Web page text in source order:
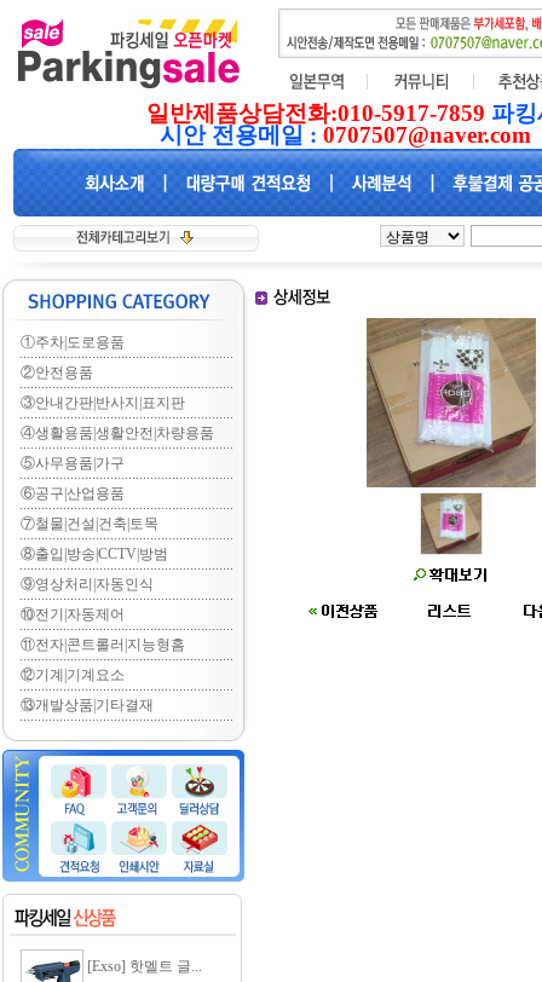
일반제품상담전화:010-5917-7859 파
시안 전용메일 : 0707507@naver.com
①주차|도로용품
②안전용품
③안내간판|반사지|표지판
④생활용품|생활안전|차량용품
⑤사무용품|가구
⑥공구|산업용품
⑦철물|건설|건축|토목
⑧출입|방송|CCTV|방범
⑨영상처리|자동인식
⑩전기|자동제어
⑪전자|콘트롤러|지능형홈
⑫기계|기계요소
⑬개발상품|기타결재
[Exso] 핫멜트 글...